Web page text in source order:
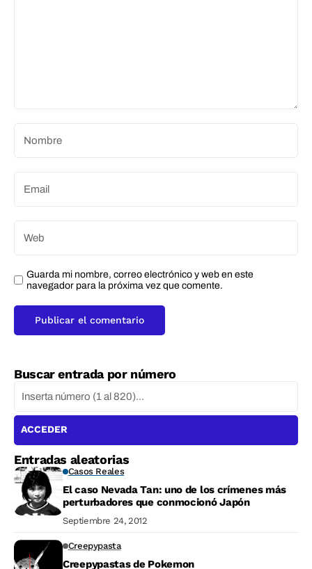
Guarda mi nombre, correo electrónico y web en este
navegador para la próxima vez que comente.
Buscar entrada por número
ACCEDER
Entradas aleatorias
Casos Reales
El caso Nevada Tan: uno de los crímenes más
perturbadores que conmocionó Japón
Septiembre 24, 2012
Creepypasta
Creepypastas de Pokemon